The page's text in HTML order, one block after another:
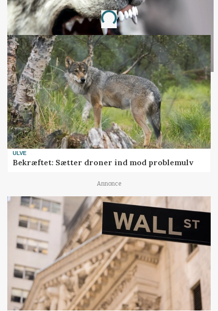
Annonce
Loading...
ULVE
Bekræftet: Sætter droner ind mod problemulv
Annonce